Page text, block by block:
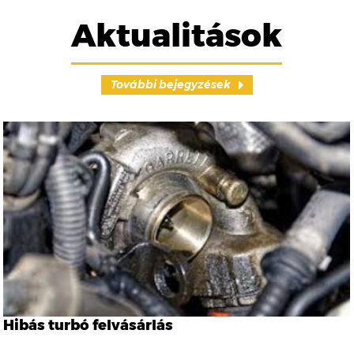
Aktualitások
További bejegyzések
Hibás turbó felvásárlás